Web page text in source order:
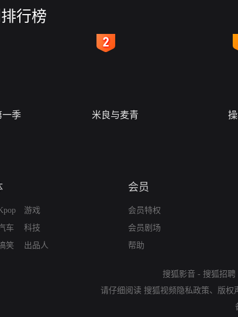
行榜
一季 米良与麦青
车
笑
游戏
科技
出品人
会员
会员特权
会员剧场
帮助
搜狐影音 - 搜狐招聘
请仔细阅读 搜狐视频隐私政策、 版权